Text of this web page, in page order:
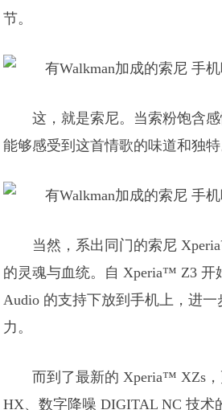
节。
这，就是索尼。当索粉饱含
能够感受到这首情歌的味道和独特
当然，系出同门的索尼
的灵魂与血统。自 Xperia™ Z3 开
Audio 的支持下放到手机上，进
力。
而到了最新的 Xperia™ XZs
HX、数字降噪 DIGITAL NC 技术